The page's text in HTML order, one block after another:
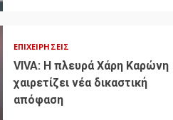
ΕΠΙΧΕΙΡΉΣΕΙΣ
VIVA: Η πλευρά Χάρη Καρώνη
χαιρετίζει νέα δικαστική
απόφαση